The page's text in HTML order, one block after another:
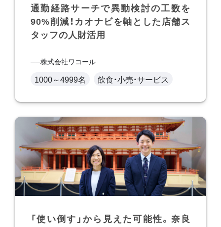
通勤経路サーチで異動検討の工数を
90%削減！カオナビを軸とした店舗ス
タッフの人財活用
株式会社ワコール
1000～4999名 飲食・小売・サービス
「使い倒す」から見えた可能性。奈良